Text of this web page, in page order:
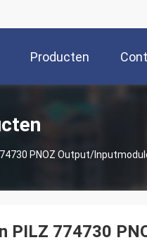
Producten
PNOZ Output/
PILZ 774730